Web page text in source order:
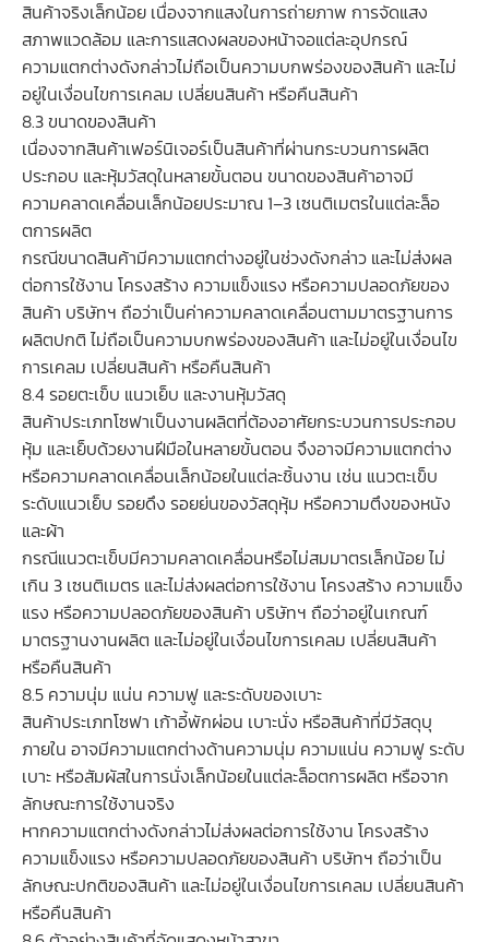
สินค้าจริงเล็กน้อย เนื่องจากแสงในการถ่ายภาพ การจัดแสง
สภาพแวดล้อม และการแสดงผลของหน้าจอแต่ละอุปกรณ์
ความแตกต่างดังกล่าวไม่ถือเป็นความบกพร่องของสินค้า และไม่
อยู่ในเงื่อนไขการเคลม เปลี่ยนสินค้า หรือคืนสินค้า
8.3 ขนาดของสินค้า
เนื่องจากสินค้าเฟอร์นิเจอร์เป็นสินค้าที่ผ่านกระบวนการผลิต
ประกอบ และหุ้มวัสดุในหลายขั้นตอน ขนาดของสินค้าอาจมี
ความคลาดเคลื่อนเล็กน้อยประมาณ 1–3 เซนติเมตรในแต่ละล็อ
ตการผลิต
กรณีขนาดสินค้ามีความแตกต่างอยู่ในช่วงดังกล่าว และไม่ส่งผล
ต่อการใช้งาน โครงสร้าง ความแข็งแรง หรือความปลอดภัยของ
สินค้า บริษัทฯ ถือว่าเป็นค่าความคลาดเคลื่อนตามมาตรฐานการ
ผลิตปกติ ไม่ถือเป็นความบกพร่องของสินค้า และไม่อยู่ในเงื่อนไข
การเคลม เปลี่ยนสินค้า หรือคืนสินค้า
8.4 รอยตะเข็บ แนวเย็บ และงานหุ้มวัสดุ
สินค้าประเภทโซฟาเป็นงานผลิตที่ต้องอาศัยกระบวนการประกอบ
หุ้ม และเย็บด้วยงานฝีมือในหลายขั้นตอน จึงอาจมีความแตกต่าง
หรือความคลาดเคลื่อนเล็กน้อยในแต่ละชิ้นงาน เช่น แนวตะเข็บ
ระดับแนวเย็บ รอยดึง รอยย่นของวัสดุหุ้ม หรือความตึงของหนัง
และผ้า
กรณีแนวตะเข็บมีความคลาดเคลื่อนหรือไม่สมมาตรเล็กน้อย ไม่
เกิน 3 เซนติเมตร และไม่ส่งผลต่อการใช้งาน โครงสร้าง ความแข็ง
แรง หรือความปลอดภัยของสินค้า บริษัทฯ ถือว่าอยู่ในเกณฑ์
มาตรฐานงานผลิต และไม่อยู่ในเงื่อนไขการเคลม เปลี่ยนสินค้า
หรือคืนสินค้า
8.5 ความนุ่ม แน่น ความฟู และระดับของเบาะ
สินค้าประเภทโซฟา เก้าอี้พักผ่อน เบาะนั่ง หรือสินค้าที่มีวัสดุบุ
ภายใน อาจมีความแตกต่างด้านความนุ่ม ความแน่น ความฟู ระดับ
เบาะ หรือสัมผัสในการนั่งเล็กน้อยในแต่ละล็อตการผลิต หรือจาก
ลักษณะการใช้งานจริง
หากความแตกต่างดังกล่าวไม่ส่งผลต่อการใช้งาน โครงสร้าง
ความแข็งแรง หรือความปลอดภัยของสินค้า บริษัทฯ ถือว่าเป็น
ลักษณะปกติของสินค้า และไม่อยู่ในเงื่อนไขการเคลม เปลี่ยนสินค้า
หรือคืนสินค้า